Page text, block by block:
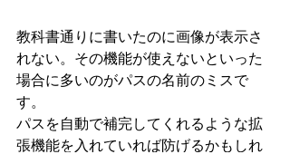
教科書通りに書いたのに画像が表示さ
れない。その機能が使えないといった
場合に多いのがパスの名前のミスで
す。
パスを自動で補完してくれるような拡
張機能を入れていれば防げるかもしれ